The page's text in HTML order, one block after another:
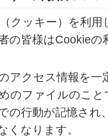
クッキー）を利
の皆様はCookie
アクセス情報を
のファイルのこ
の行動が記憶さ
くなります。